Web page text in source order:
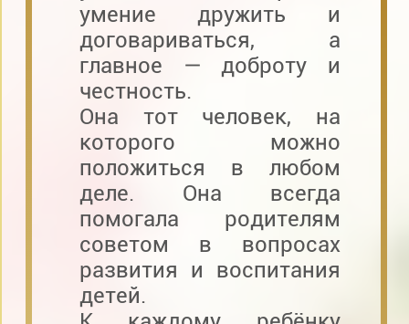
умение дружить и
договариваться, а
главное — доброту и
честность.
Она тот человек, на
которого можно
положиться в любом
деле. Она всегда
помогала родителям
советом в вопросах
развития и воспитания
детей.